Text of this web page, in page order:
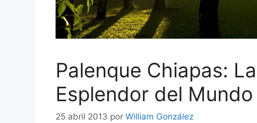
Palenque Chiapas:
Esplendor del
25 abril 2013 por William González